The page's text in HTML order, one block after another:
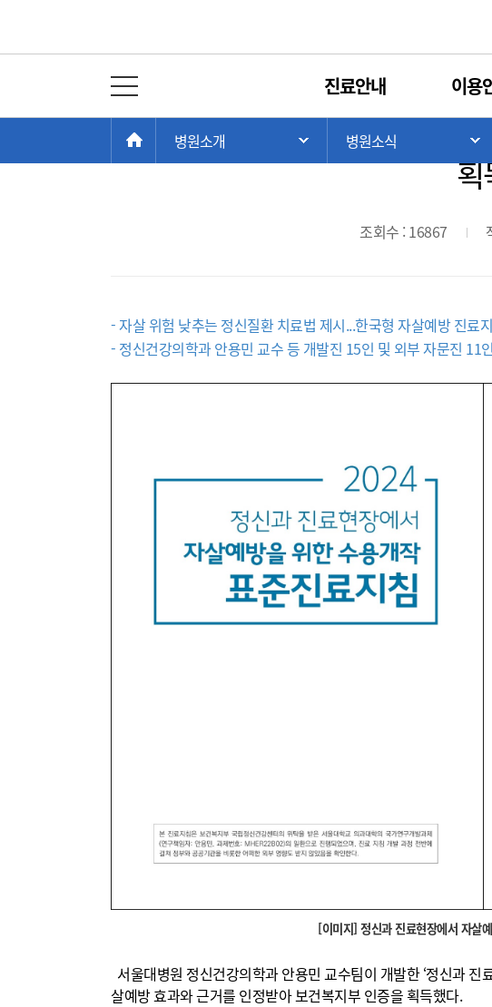
진료안내 이용
HOME
병원소개 주 메뉴 목록 열기
병원소식
서울대병원, 자살예방 표준진
획
조회수 : 16867
- 자살 위험 낮추는 정신질환 치료법 제시...한국형 자살예방 진료
- 정신건강의학과 안용민 교수 등 개발진 15인 및 외부 자문진 11
[이미지] 정신과 진료현장에서 자살
서울대병원 정신건강의학과 안용민 교수팀이 개발한 ‘정신과
살예방 효과와 근거를 인정받아 보건복지부 인증을 획득했다.